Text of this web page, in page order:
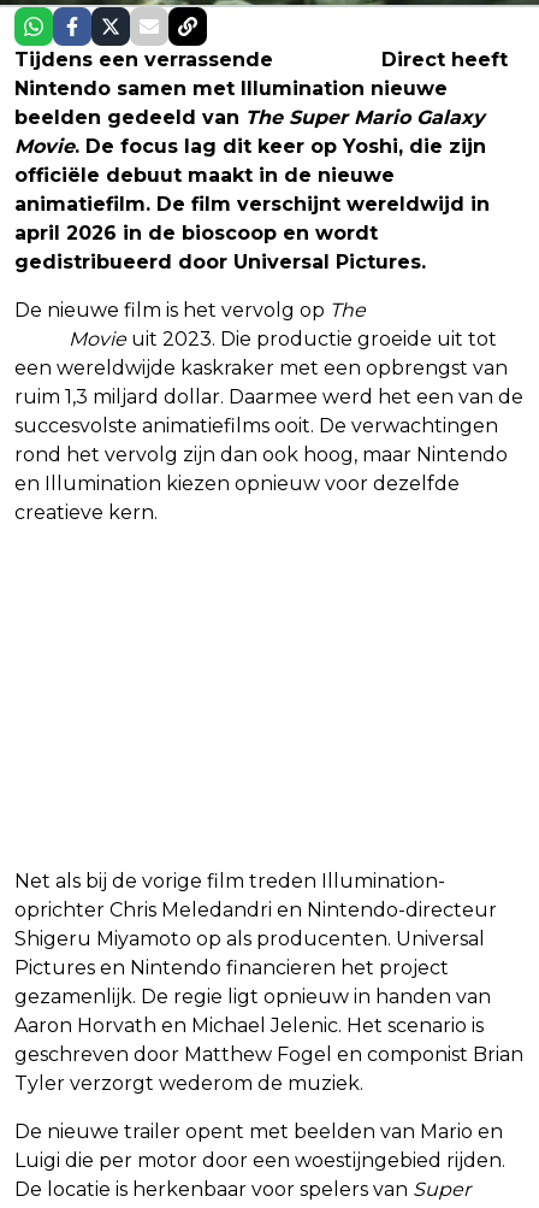
Tijdens een verrassende
Direct heeft
Nintendo samen met Illumination nieuwe
beelden gedeeld van The Super Mario Galaxy
Movie. De focus lag dit keer op Yoshi, die zijn
officiële debuut maakt in de nieuwe
animatiefilm. De film verschijnt wereldwijd in
april 2026 in de bioscoop en wordt
gedistribueerd door Universal Pictures.
De nieuwe film is het vervolg op The
Movieuit 2023. Die productie groeide uit tot
een wereldwijde kaskraker met een opbrengst van
ruim 1,3 miljard dollar. Daarmee werd het een van de
succesvolste animatiefilms ooit. De verwachtingen
rond het vervolg zijn dan ook hoog, maar Nintendo
en Illumination kiezen opnieuw voor dezelfde
creatieve kern.
Net als bij de vorige film treden Illumination-
oprichter Chris Meledandri en Nintendo-directeur
Shigeru Miyamoto op als producenten. Universal
Pictures en Nintendo financieren het project
gezamenlijk. De regie ligt opnieuw in handen van
Aaron Horvath en Michael Jelenic. Het scenario is
geschreven door Matthew Fogel en componist Brian
Tyler verzorgt wederom de muziek.
De nieuwe trailer opent met beelden van Mario en
Luigi die per motor door een woestijngebied rijden.
De locatie is herkenbaar voor spelers van Super